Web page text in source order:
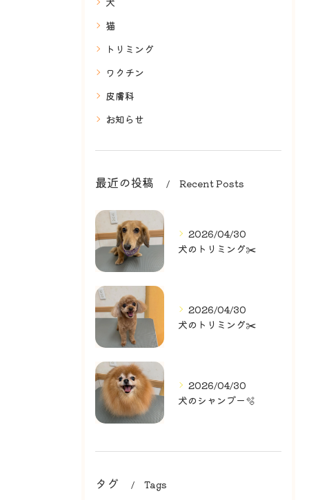
猫
トリミング
ワクチン
皮膚科
お知らせ
最近の投稿 Recent Posts
2026/04/30
犬のトリミング✂️
2026/04/30
犬のトリミング✂️
2026/04/30
犬のシャンプー🫧
タグ Tags